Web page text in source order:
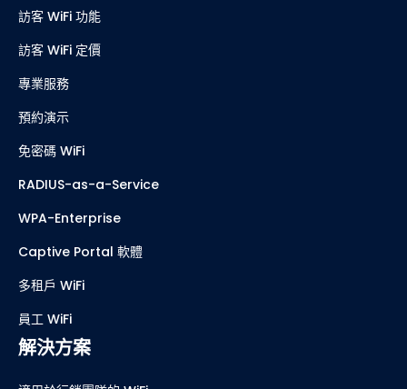
訪客 WiFi 功能
訪客 WiFi 定價
專業服務
預約演示
免密碼 WiFi
RADIUS-as-a-Service
WPA-Enterprise
Captive Portal 軟體
多租戶 WiFi
員工 WiFi
解決方案